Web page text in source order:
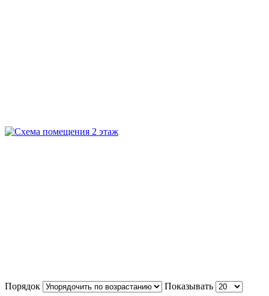
Порядок Показывать